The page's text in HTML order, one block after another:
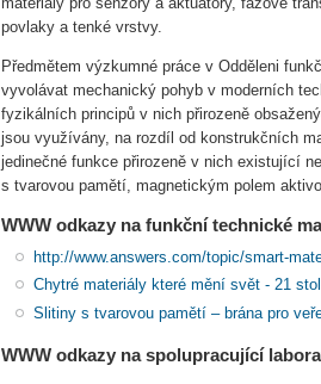
povlaky a tenké vrstvy.
Předmětem výzkumné práce v Odděleni
vyvolávat mechanický pohyb v moderních
fyzikálních principů v nich přirozeně
jsou využívány, na rozdíl od konstrukčních
jedinečné funkce přirozeně v nich existující
s tvarovou pamětí, magnetickým polem
WWW odkazy na funkční technické
http://www.answers.com/topic/smart-
Chytré materiály které mění svět - 21
Slitiny s tvarovou pamětí – brána pro
WWW odkazy na spolupracující